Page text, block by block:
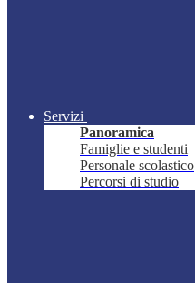
Servizi
Panoramica
Famiglie e studenti
Personale scolastico
Percorsi di studio